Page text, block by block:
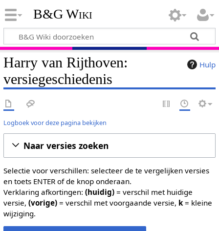
B&G Wiki
Hulp
Harry van Rijthoven:
versiegeschiedenis
Logboek voor deze pagina bekijken
Naar versies zoeken
Selectie voor verschillen: selecteer de te vergelijken versies
en toets ENTER of de knop onderaan.
Verklaring afkortingen: (huidig)= verschil met huidige
versie, (vorige)= verschil met voorgaande versie, k= kleine
wijziging.